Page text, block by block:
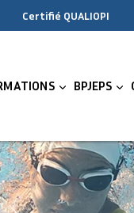
Certifié QUALIOPI
BPJEPS